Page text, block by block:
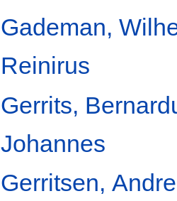
Gademan,
Reinirus
Gerrits,
Johannes
Gerritsen,